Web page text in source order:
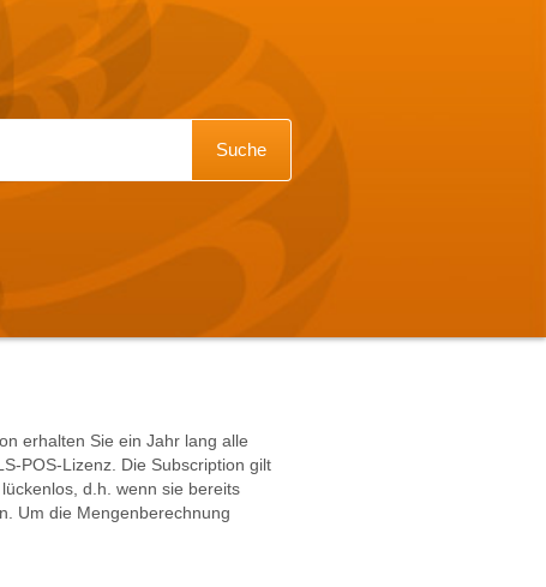
erhalten Sie ein Jahr lang alle
POS-Lizenz. Die Subscription gilt
d.h. wenn sie bereits
Um die Mengenberechnung